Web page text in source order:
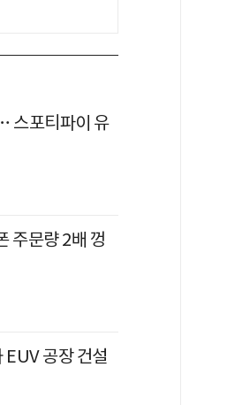
스포티파이 유
주문량 2배 껑
공장 건설